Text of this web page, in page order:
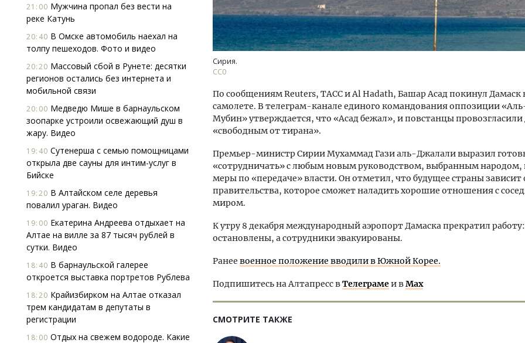
21:00 Мужчина пропал без вести на
реке Катунь
20:40 В Омске автомобиль наехал на
толпу пешеходов. Фото и видео
20:20 Массовый сбой в Рунете: десятки
регионов остались без интернета и
мобильной связи
20:00 Медведю Мише в барнаульском
зоопарке устроили освежающий душ в
жару. Видео
19:40 Сутенерша с семью помощницами
открыла две сауны для интим-услуг в
Бийске
19:20 В Алтайском селе деревья
повалил ураган. Видео
19:00 Екатерина Андреева отдыхает на
Алтае на вилле за 87 тысяч рублей в
сутки. Видео
18:40 В барнаульской галерее
откроется выставка портретов Рублева
18:20 Крайизбирком на Алтае отказал
трем кандидатам в депутаты в
регистрации
18:00 Отдых на свежем водороде. Какие
Сирия.
CC0
По сообщениям Reuters, ТАСС и Al Hadath, Башар Асад покинул Дамаск
самолете. В телеграм-канале единого командования оппозиции
Мубин» утверждается, что «Асад бежал», и повстанцы провозгласили
«свободным от тирана».
Премьер-министр Сирии Мухаммад Гази аль-Джалали выразил
«сотрудничать» с любым новым руководством, выбранным народом,
меры по «передаче» власти. Он отметил, что будущее страны зависит
правительства, которое сможет наладить хорошие отношения с
миром.
К утру 8 декабря международный аэропорт Дамаска прекратил
остановлены, а сотрудники эвакуированы.
Ранее военное положение вводили в Южной Корее.
Подпишитесь на Алтапресс вТелеграмеи вMax
СМОТРИТЕ ТАКЖЕ
Архитектурный код начинается с
земли. Мощение крупноформатными
плитами становится новым
Смелость архитектурных
Генеральный директор
ЗИАС — об эстетике